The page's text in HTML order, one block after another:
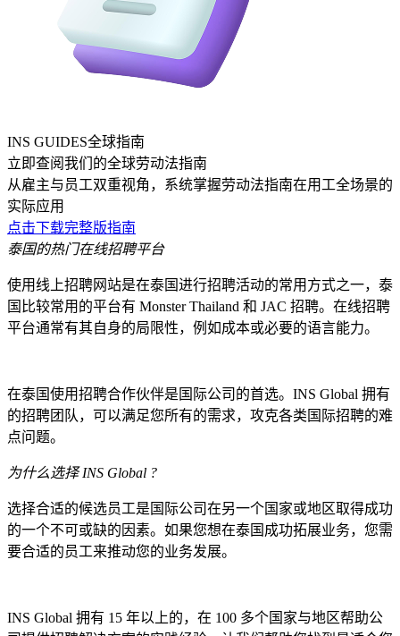
INS GUIDES全球指南
立即查阅我们的全球劳动法指南
从雇主与员工双重视角，系统掌握劳动法指南在用工全场景的
实际应用
点击下载完整版指南
泰国的热门在线招聘平台
使用线上招聘网站是在泰国进行招聘活动的常用方式之一，泰
国比较常用的平台有 Monster Thailand 和 JAC 招聘。在线招聘
平台通常有其自身的局限性，例如成本或必要的语言能力。
在泰国使用招聘合作伙伴是国际公司的首选。INS Global 拥有
的招聘团队，可以满足您所有的需求，攻克各类国际招聘的难
点问题。
为什么选择 INS Global ?
选择合适的候选员工是国际公司在另一个国家或地区取得成功
的一个不可或缺的因素。如果您想在泰国成功拓展业务，您需
要合适的员工来推动您的业务发展。
INS Global 拥有 15 年以上的，在 100 多个国家与地区帮助公